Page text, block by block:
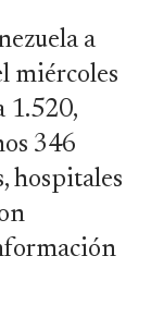
a
miércoles
1.520,
346
hospitales